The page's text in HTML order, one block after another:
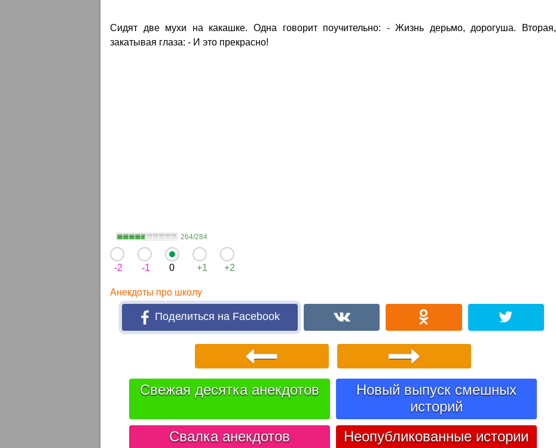
Сидят две мухи на какашке. Одна говорит поучительно: - Жизнь дерьмо, дорогуша. Вторая,
закатывая глаза: - И это прекрасно!
264/284
-2 -1 0 +1 +2
Анекдоты про школу
Поделиться на Facebook
Свежая десятка анекдотов
Новый выпуск смешных
историй
Свалка анекдотов
Неопубликованные истории